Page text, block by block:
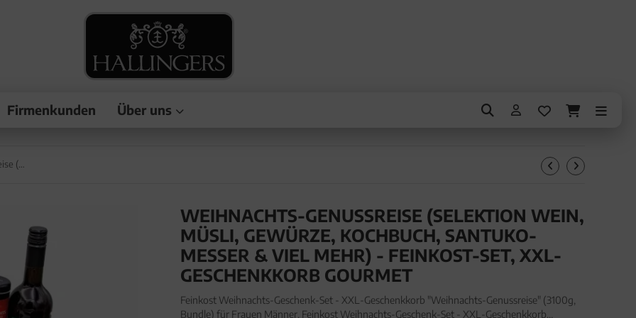
Firmenkunden Über uns
WEIHNACHTS-GENUSSREISE (SELEKTION WEIN,
MÜSLI, GEWÜRZE, KOCHBUCH, SANTUKO-
MESSER & VIEL MEHR) - FEINKOST-SET, XXL-
GESCHENKKORB GOURMET
Feinkost Weihnachts-Geschenk-Set - XXL-Geschenkkorb "Weihnachts-Genussreise" (3100g,
Bundle) für Frauen Männer. Feinkost Weihnachts-Geschenk-Set - XXL-Geschenkkorb